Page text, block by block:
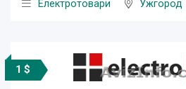
Eлектротовари
Ужгород
1 $